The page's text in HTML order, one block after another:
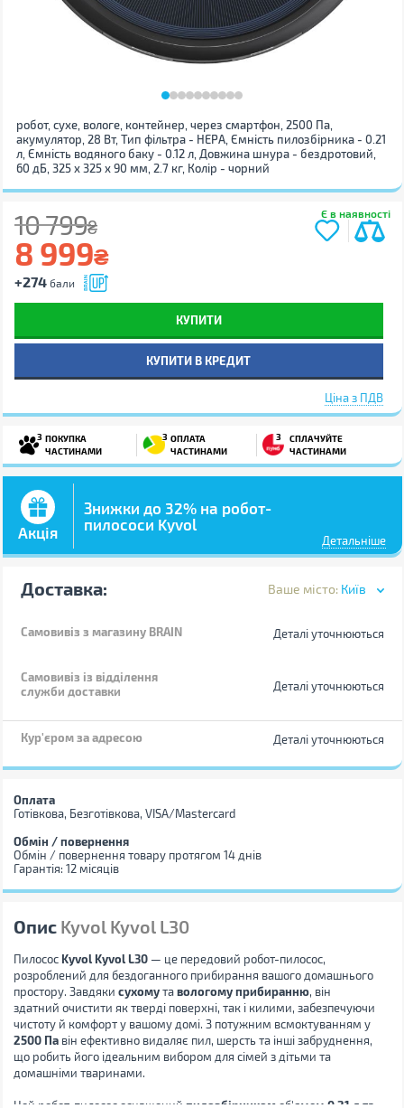
робот, сухе, вологе, контейнер, через смартфон, 2500 Па,
акумулятор, 28 Вт, Тип фільтра - НЕРА, Ємність пилозбірника - 0.21
л, Ємність водяного баку - 0.12 л, Довжина шнура - бездротовий,
60 дБ, 325 х 325 х 90 мм, 2.7 кг, Колір - чорний
10 799₴
8 999₴
+274бали
Є в наявності
КУПИТИ
КУПИТИ В КРЕДИТ
Ціна з ПДВ
3 ПОКУПКА
ЧАСТИНАМИ
3 ОПЛАТА
ЧАСТИНАМИ
3
СПЛАЧУЙТЕ
ЧАСТИНАМИ
Акція
Знижки до 32% на робот-
пилососи Kyvol
Детальніше
Доставка: Ваше місто: Київ
Самовивіз з магазину BRAIN Деталі уточнюються
Самовивіз із відділення
служби доставки
Деталі уточнюються
Кур'єром за адресою Деталі уточнюються
Оплата
Готівкова, Безготівкова, VISA/Mastercard
Обмін / повернення
Обмін / повернення товару протягом 14 днів
Гарантія: 12 місяців
Опис Kyvol Kyvol L30
Пилосос Kyvol Kyvol L30— це передовий робот-пилосос,
розроблений для бездоганного прибирання вашого домашнього
простору. Завдяки сухомута вологому прибиранню, він
здатний очистити як тверді поверхні, так і килими, забезпечуючи
чистоту й комфорт у вашому домі. З потужним всмоктуванням у
2500 Павін ефективно видаляє пил, шерсть та інші забруднення,
що робить його ідеальним вибором для сімей з дітьми та
домашніми тваринами.
пилозбірником 0.21 л